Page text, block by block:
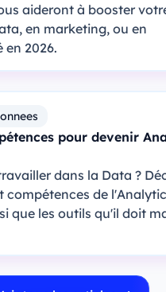
aideront à booster
en marketing, ou en
en 2026.
pour devenir
dans la Data ?
compétences de
que les outils qu'il doit